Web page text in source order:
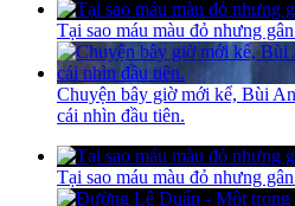
Tại sao máu màu đỏ nhưng
Chuyện bây giờ mới kể, Bùi
cái nhìn đầu tiên.
Tại sao máu màu đỏ nhưng